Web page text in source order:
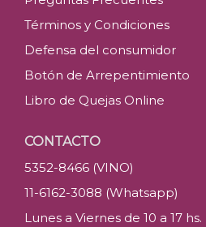
Términos y Condiciones
Defensa del consumidor
Botón de Arrepentimiento
Libro de Quejas Online
CONTACTO
5352-8466 (VINO)
11-6162-3088 (Whatsapp)
Lunes a Viernes de 10 a 17 hs.